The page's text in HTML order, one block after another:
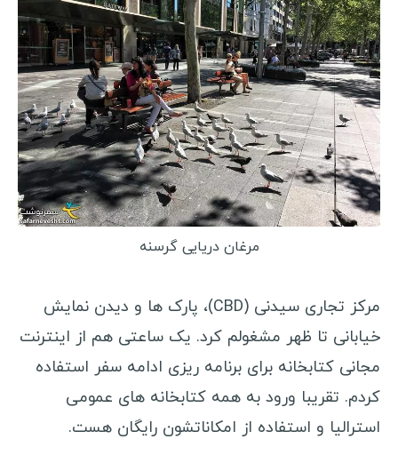
میانمار
استرالیا
لبنان
نیوزلند
ساموا
کره شمالی
کره جنوبی
قزاقستان
قرقیزستان
اردن
سنگاپور
هند
مرغان دریایی گرسنه
مرکز تجاری سیدنی (CBD)، پارک ها و دیدن نمایش
خیابانی تا ظهر مشغولم کرد. یک ساعتی هم از اینترنت
مجانی کتابخانه برای برنامه ریزی ادامه سفر استفاده
کردم. تقریبا ورود به همه کتابخانه های عمومی
استرالیا و استفاده از امکاناتشون رایگان هست.